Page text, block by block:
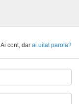
Ai cont, dar ai uitat parola?